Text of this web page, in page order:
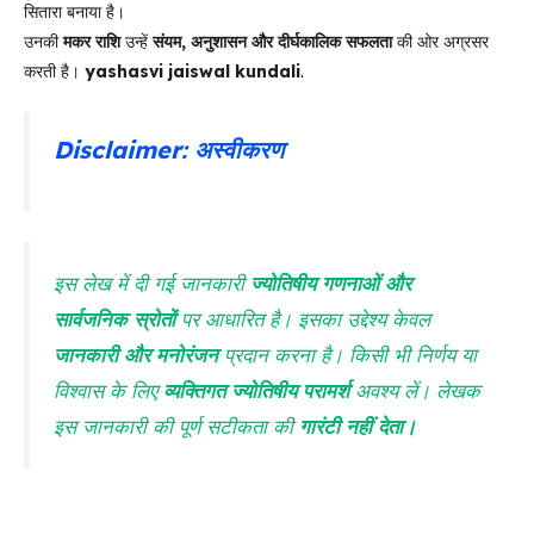
सितारा बनाया है।
उनकीमकर राशिउन्हेंसंयम, अनुशासन और दीर्घकालिक सफलताकी ओर अग्रसर
करती है। yashasvi jaiswal kundali.
Disclaimer: अस्वीकरण
इस लेख में दी गई जानकारीज्योतिषीय गणनाओं और
सार्वजनिक स्रोतोंपर आधारित है। इसका उद्देश्य केवल
जानकारी और मनोरंजनप्रदान करना है। किसी भी निर्णय या
विश्वास के लिएव्यक्तिगत ज्योतिषीय परामर्शअवश्य लें। लेखक
इस जानकारी की पूर्ण सटीकता कीगारंटी नहीं देता।